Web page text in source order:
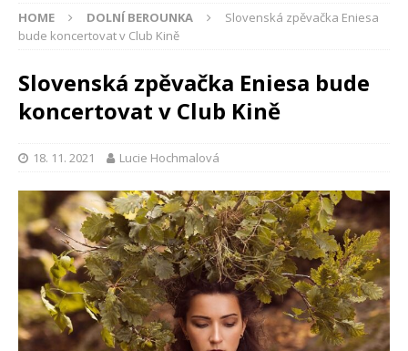
HOME DOLNÍ BEROUNKA
Slovenská zpěvačka Eniesa
bude koncertovat v Club Kině
Slovenská zpěvačka Eniesa bude
koncertovat v Club Kině
18. 11. 2021 Lucie Hochmalová